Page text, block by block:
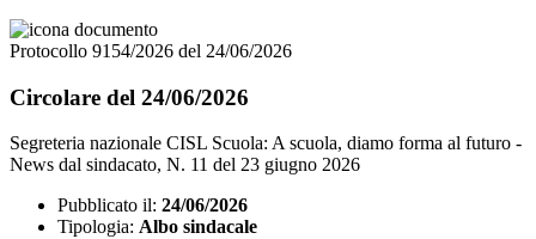
Protocollo 9154/2026 del 24/06/2026
Circolare del 24/06/2026
Segreteria nazionale CISL Scuola: A scuola, diamo forma al futuro -
News dal sindacato, N. 11 del 23 giugno 2026
Pubblicato il: 24/06/2026
Tipologia: Albo sindacale